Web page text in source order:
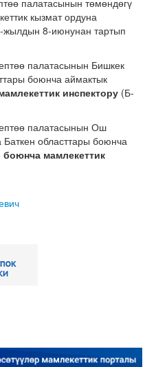
палатасынын төмөндөгү
кызмат ордуна
жылдын 8-июнунан тартып
палатасынын Бишкек
боюнча аймактык
инспектору (Б-
палатасынын Ош
областтары боюнча
боюнча мамлекеттик